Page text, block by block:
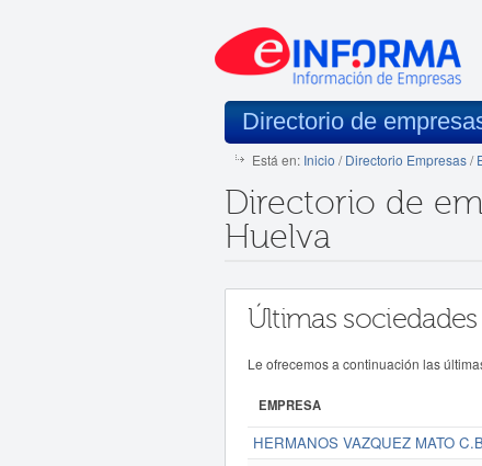
Directorio de
Está en: Inicio /Directorio Empresas/
Directorio de
Huelva
Últimas
Le ofrecemos a continuación las
EMPRESA
HERMANOS VAZQUEZ MATO